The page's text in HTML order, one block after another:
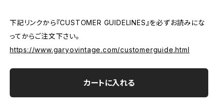
下記リンクから『CUSTOMER GUIDELINES』を必ずお読みにな
ってからご注文下さい。
https://www.garyovintage.com/customerguide.html
カートに入れる